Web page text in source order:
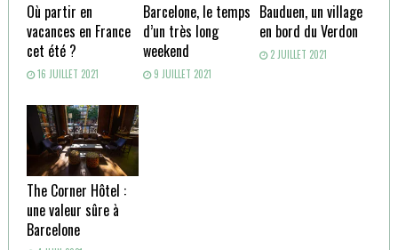
Où partir en
vacances en France
cet été ?
16 JUILLET 2021
Barcelone, le temps
d’un très long
weekend
9 JUILLET 2021
Bauduen, un village
en bord du Verdon
2 JUILLET 2021
The Corner Hôtel :
une valeur sûre à
Barcelone